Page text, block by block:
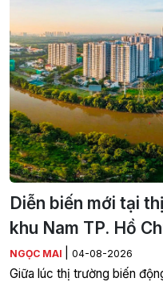
Diễn biến mới tại
khu Nam TP. Hồ
NGỌC MAI 04-08-2026
Giữa lúc thị trường biến